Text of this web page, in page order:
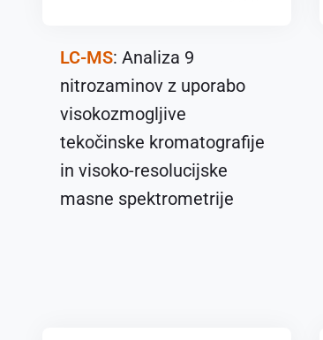
LC-MS: Analiza 9
nitrozaminov z uporabo
visokozmogljive
tekočinske kromatografije
in visoko-resolucijske
masne spektrometrije